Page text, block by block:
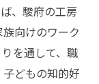
、駿府の工房
向けのワーク
を通して、職
どもの知的好